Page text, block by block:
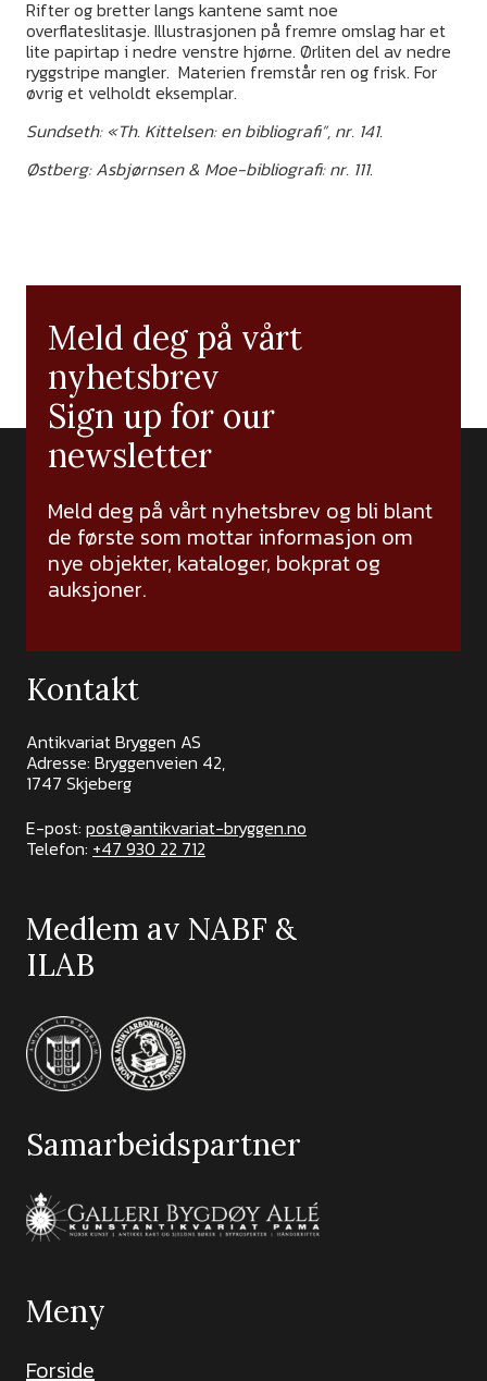
Rifter og bretter langs kantene samt noe
overflateslitasje. Illustrasjonen på fremre omslag har et
lite papirtap i nedre venstre hjørne. Ørliten del av nedre
ryggstripe mangler. Materien fremstår ren og frisk. For
øvrig et velholdt eksemplar.
Sundseth: «Th. Kittelsen: en bibliografi”, nr. 141.
Østberg: Asbjørnsen & Moe-bibliografi: nr. 111.
Meld deg på vårt
nyhetsbrev
Sign up for our
newsletter
Meld deg på vårt nyhetsbrev og bli blant
de første som mottar informasjon om
nye objekter, kataloger, bokprat og
auksjoner.
Kontakt
Antikvariat Bryggen AS
Adresse: Bryggenveien 42,
1747 Skjeberg
E-post: post@antikvariat-bryggen.no
Telefon: +47 930 22 712
Medlem av NABF &
ILAB
Samarbeidspartner
Meny
Forside